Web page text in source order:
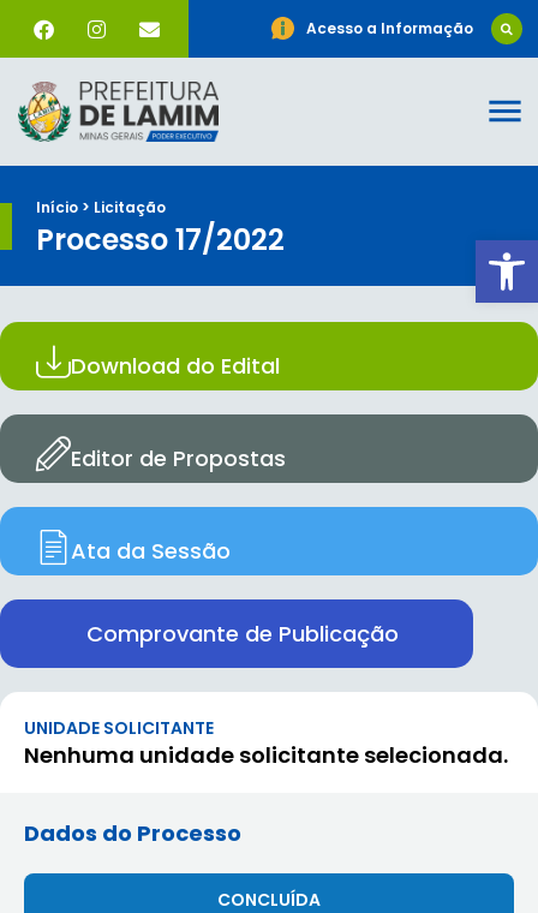
Acesso a Informação
Início > Licitação
Processo 17/2022
Download do Edital
Editor de Propostas
Ata da Sessão
Comprovante de Publicação
UNIDADE SOLICITANTE
Nenhuma unidade solicitante selecionada.
Dados do Processo
CONCLUÍDA